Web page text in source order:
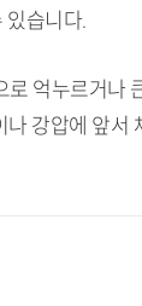
있습니다.
억누르거나
강압에 앞서